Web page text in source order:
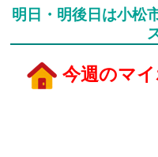
明日・明後日は小松
今週のマ